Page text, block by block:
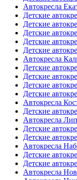
Автокресла
Детские
Детские
Детские
Детские
Детские
Автокресла
Детские
Детские
Детские
Детские
Автокресла
Детские
Автокресла
Детские
Детские
Автокресла
Детские
Детские
Автокресла